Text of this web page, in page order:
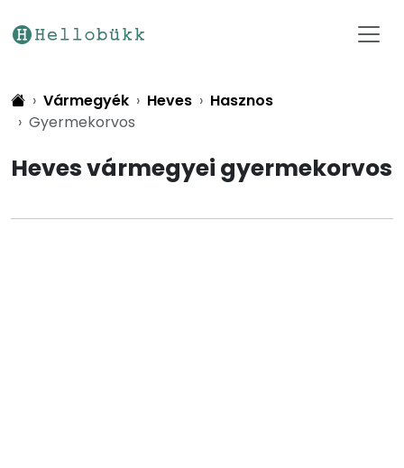
Vármegyék Heves
Hasznos
Gyermekorvos
Heves vármegyei gyermekorvos